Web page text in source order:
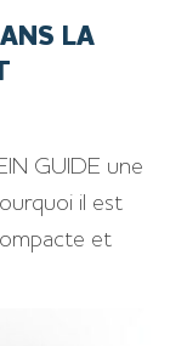
LA
GUIDE une
il est
et